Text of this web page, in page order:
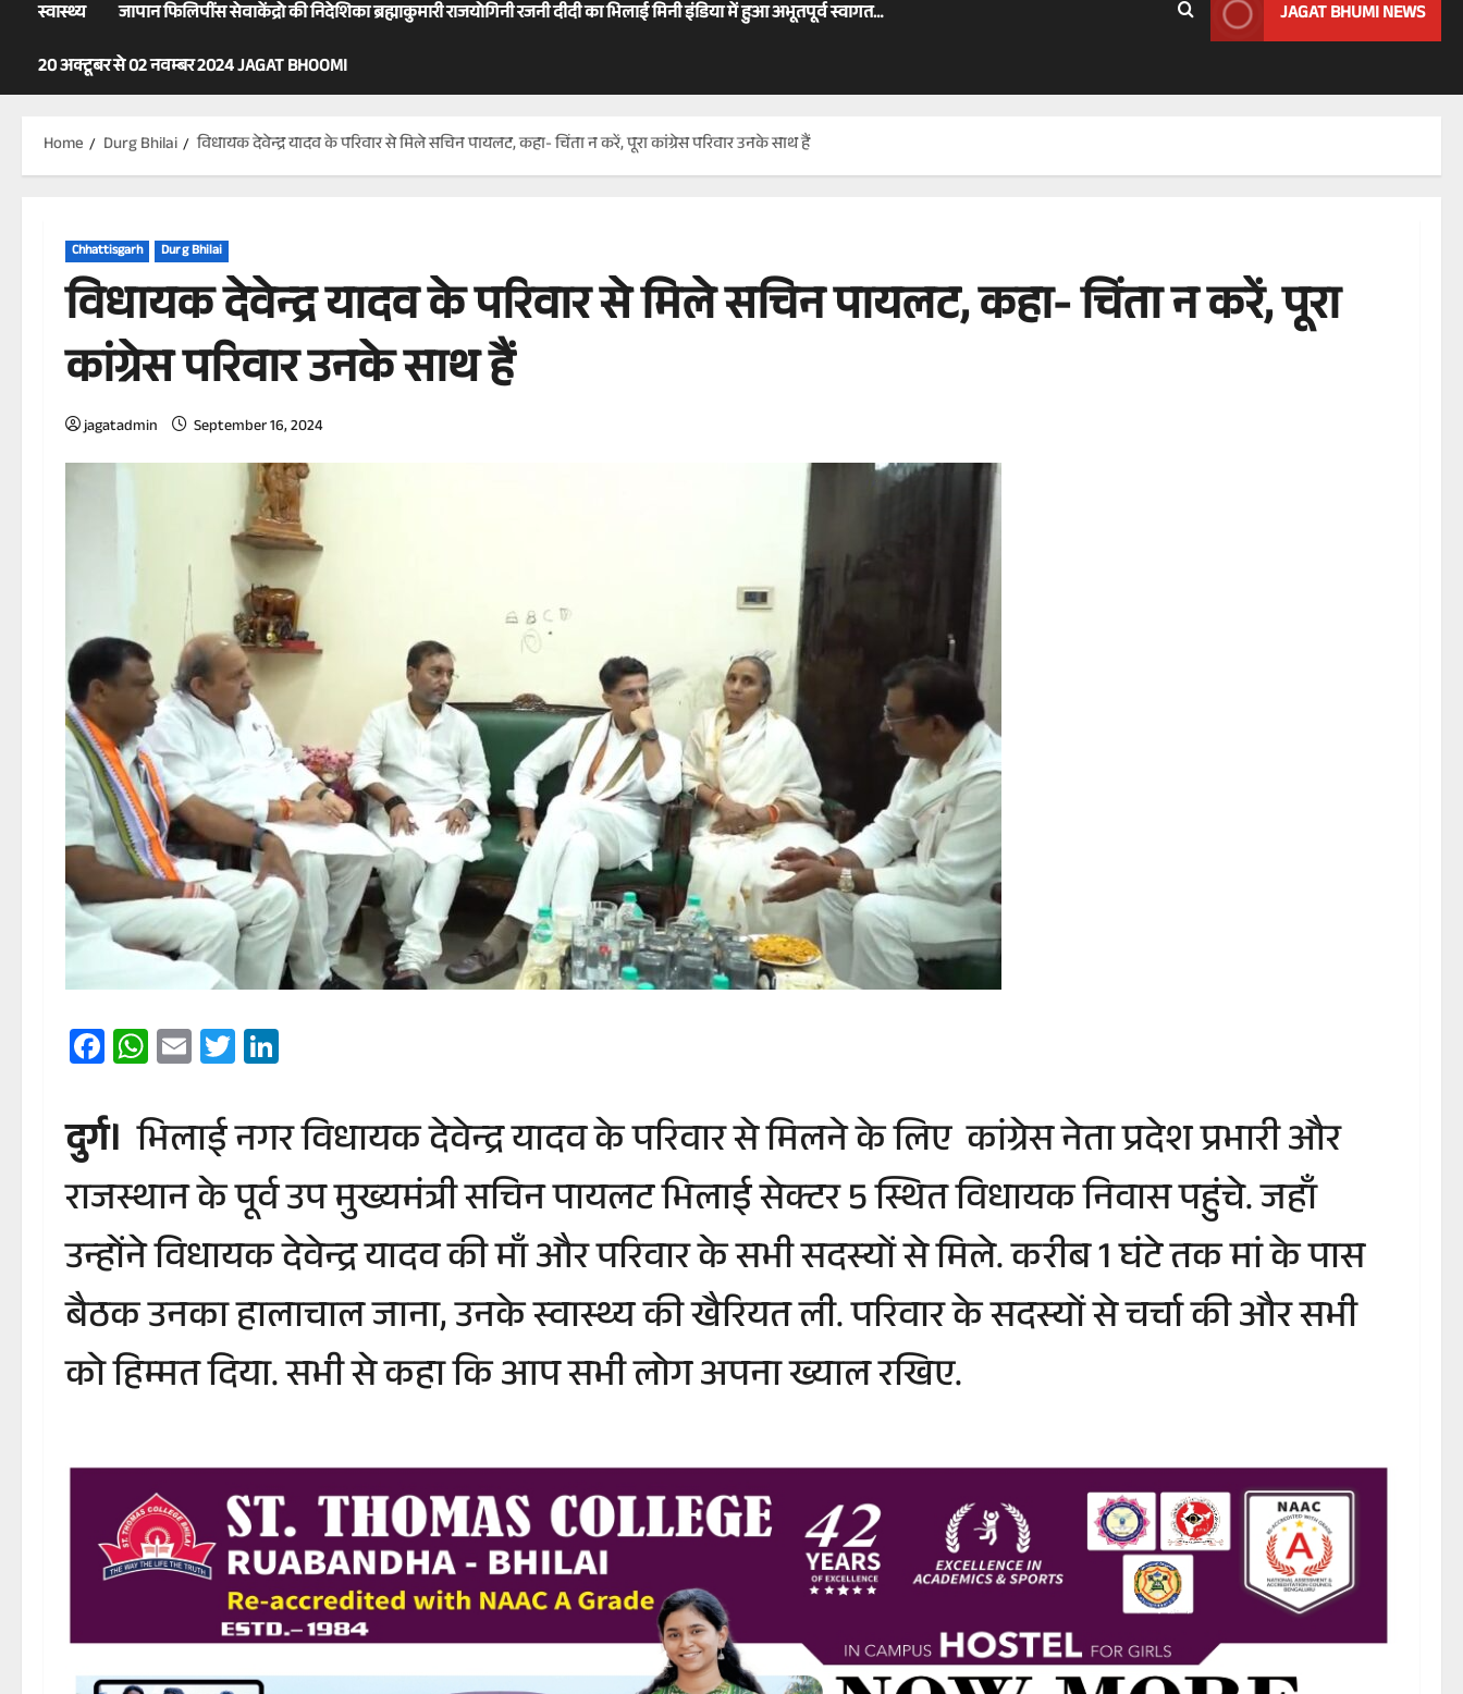
स्वास्थ्य
जापान फिलिपींस सेवाकेंद्रो की निदेशिका ब्रह्माकुमारी राजयोगिनी रजनी दीदी का भिलाई मिनी इंडिया में हुआ अभूतपूर्व स्वागत…
20 अक्टूबर से 02 नवम्बर 2024 JAGAT BHOOMI
JAGAT BHUMI NEWS
Home Durg Bhilai विधायक देवेन्द्र यादव के परिवार से मिले सचिन पायलट, कहा- चिंता न करें, पूरा कांग्रेस परिवार उनके साथ हैं
Chhattisgarh Durg Bhilai
विधायक देवेन्द्र यादव के परिवार से मिले सचिन पायलट, कहा- चिंता न करें, पूरा
कांग्रेस परिवार उनके साथ हैं
jagatadmin September 16, 2024
Facebook
WhatsApp
EmailTwitter
दुर्ग। भिलाई नगर विधायक देवेन्द्र यादव के परिवार से मिलने के लिए कांग्रेस नेता प्रदेश प्रभारी और
राजस्थान के पूर्व उप मुख्यमंत्री सचिन पायलट भिलाई सेक्टर 5 स्थित विधायक निवास पहुंचे. जहाँ
उन्होंने विधायक देवेन्द्र यादव की माँ और परिवार के सभी सदस्यों से मिले. करीब 1 घंटे तक मां के पास
बैठक उनका हालाचाल जाना, उनके स्वास्थ्य की खैरियत ली. परिवार के सदस्यों से चर्चा की और सभी
को हिम्मत दिया. सभी से कहा कि आप सभी लोग अपना ख्याल रखिए.